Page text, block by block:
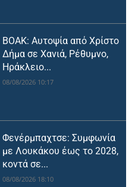
ΒΟΑΚ: Αυτοψία από Χρίστο
Δήμα σε Χανιά, Ρέθυμνο,
Ηράκλειο...
08/08/2026 10:17
Φενέρμπαχτσε: Συμφωνία
με Λουκάκου έως το 2028,
κοντά σε...
08/08/2026 18:10